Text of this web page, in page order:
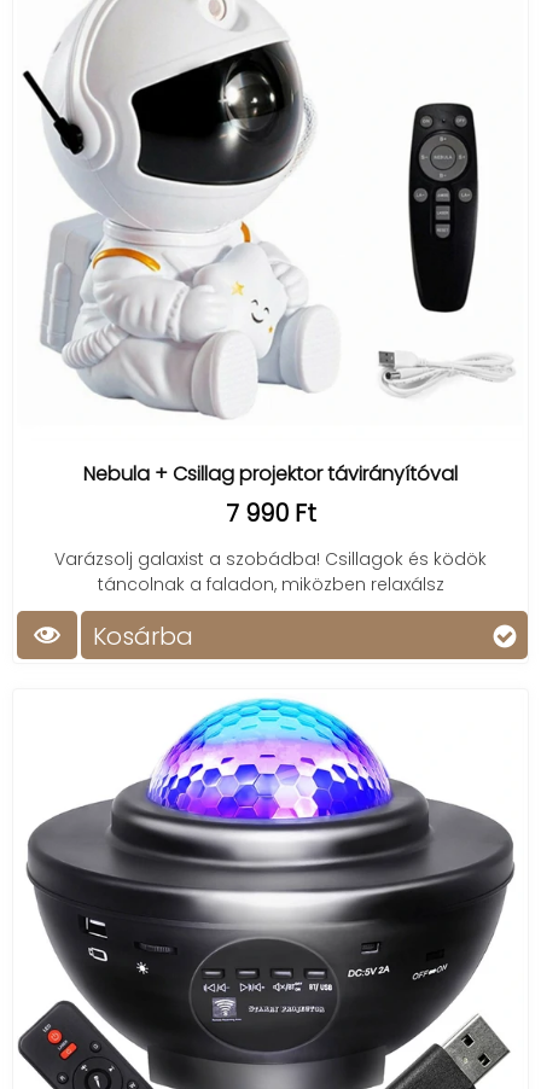
Nebula + Csillag projektor távirányítóval
7 990 Ft
Varázsolj galaxist a szobádba! Csillagok és ködök
táncolnak a faladon, miközben relaxálsz
Kosárba